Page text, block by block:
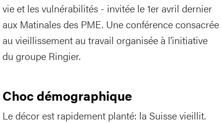
vie et les vulnérabilités - invitée le 1er avril dernier
aux Matinales des PME. Une conférence consacrée
au vieillissement au travail organisée à l’initiative
du groupe Ringier.
Choc démographique
Le décor est rapidement planté: la Suisse vieillit.